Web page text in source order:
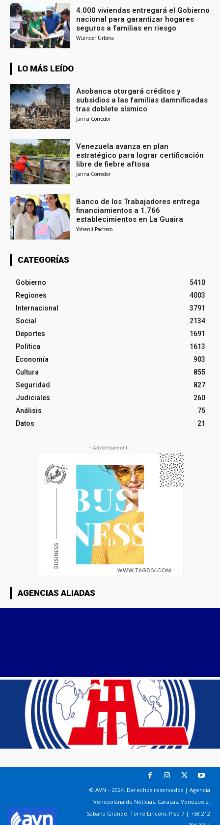
4.000 viviendas entregará el Gobierno
nacional para garantizar hogares
seguros a familias en riesgo
Wuinder Urbina
LO MÁS LEÍDO
Asobanca otorgará créditos y
subsidios a las familias damnificadas
tras doblete sísmico
Janna Corredor
Venezuela avanza en plan
estratégico para lograr certificación
libre de fiebre aftosa
Janna Corredor
Banco de los Trabajadores entrega
financiamientos a 1.766
establecimientos en La Guaira
Yohenli Pacheco
CATEGORÍAS
Gobierno
5410
Regiones
4003
Internacional
3791
Social
2134
Deportes
1691
Política
1613
Economía
903
Cultura
855
Seguridad
827
Judiciales
260
Análisis
75
Datos
21
- Advertisement -
AGENCIAS ALIADAS
© AVN – 2024. Derechos reservados | Agencia
Venezolana de Noticias. Caracas, Venezuela.
Sabana Grande. Torre Lincoln, Piso 7 | +58 212